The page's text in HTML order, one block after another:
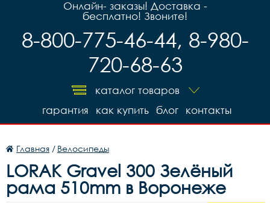
Онлайн- заказы! Доставка -
бесплатно! Звоните!
8-800-775-46-44, 8-980-
720-68-63
каталог товаров
контакты
блог
как купить
гарантия
Главная / Велосипеды
LORAK Gravel 300 Зелёный
рама 510mm в Воронеже